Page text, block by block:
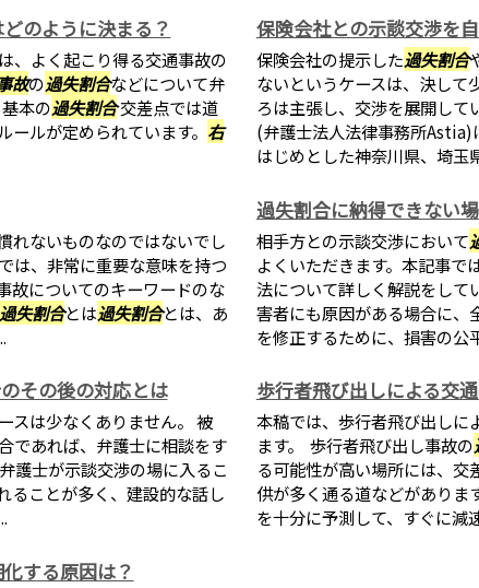
のように決まる？
、よく起こり得る交通事故の
故の過失割合などについて弁
本の過失割合交差点では道
ルが定められています。 右
保険会社との示談交渉を
保険会社の提示した過失割合
ないというケースは、決して
ろは主張し、交渉を展開し
(弁護士法人法律事務所Astia)
はじめとした神奈川県、埼玉
れないものなのではないでし
は、非常に重要な意味を持つ
故についてのキーワードのな
過失割合とは過失割合とは、あ
過失割合に納得できない
相手方との示談交渉において
よくいただきます。本記事では
法について詳しく解説をして
害者にも原因がある場合に、
を修正するために、損害の公
その後の対応とは
スは少なくありません。 被
であれば、弁護士に相談をす
護士が示談交渉の場に入るこ
ることが多く、建設的な話し
歩行者飛び出しによる交
本稿では、歩行者飛び出しに
ます。 歩行者飛び出し事故の
る可能性が高い場所には、
供が多く通る道などがありま
を十分に予測して、すぐに減
する原因は？